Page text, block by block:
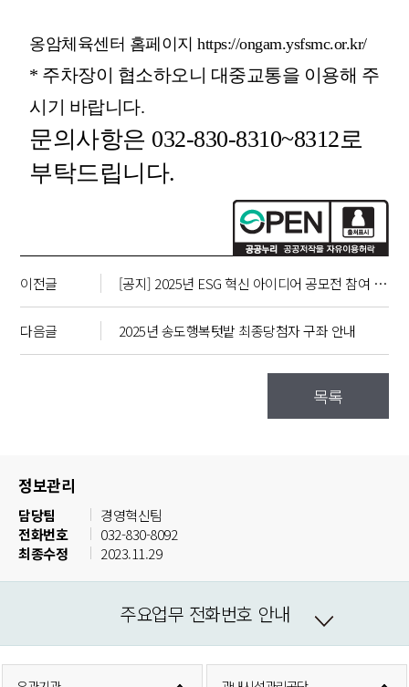
옹암체육센터 홈페이지 https://ongam.ysfsmc.or.kr/
* 주차장이 협소하오니 대중교통을 이용해 주
시기 바랍니다.
문의사항은 032-830-8310~8312로
부탁드립니다.
이전글 [공지] 2025년 ESG 혁신 아이디어 공모전 참여 안내
다음글 2025년 송도행복텃밭 최종당첨자 구좌 안내
목록
정보관리
담당팀
경영혁신팀
전화번호
032-830-8092
최종수정
2023.11.29
주요업무 전화번호 안내